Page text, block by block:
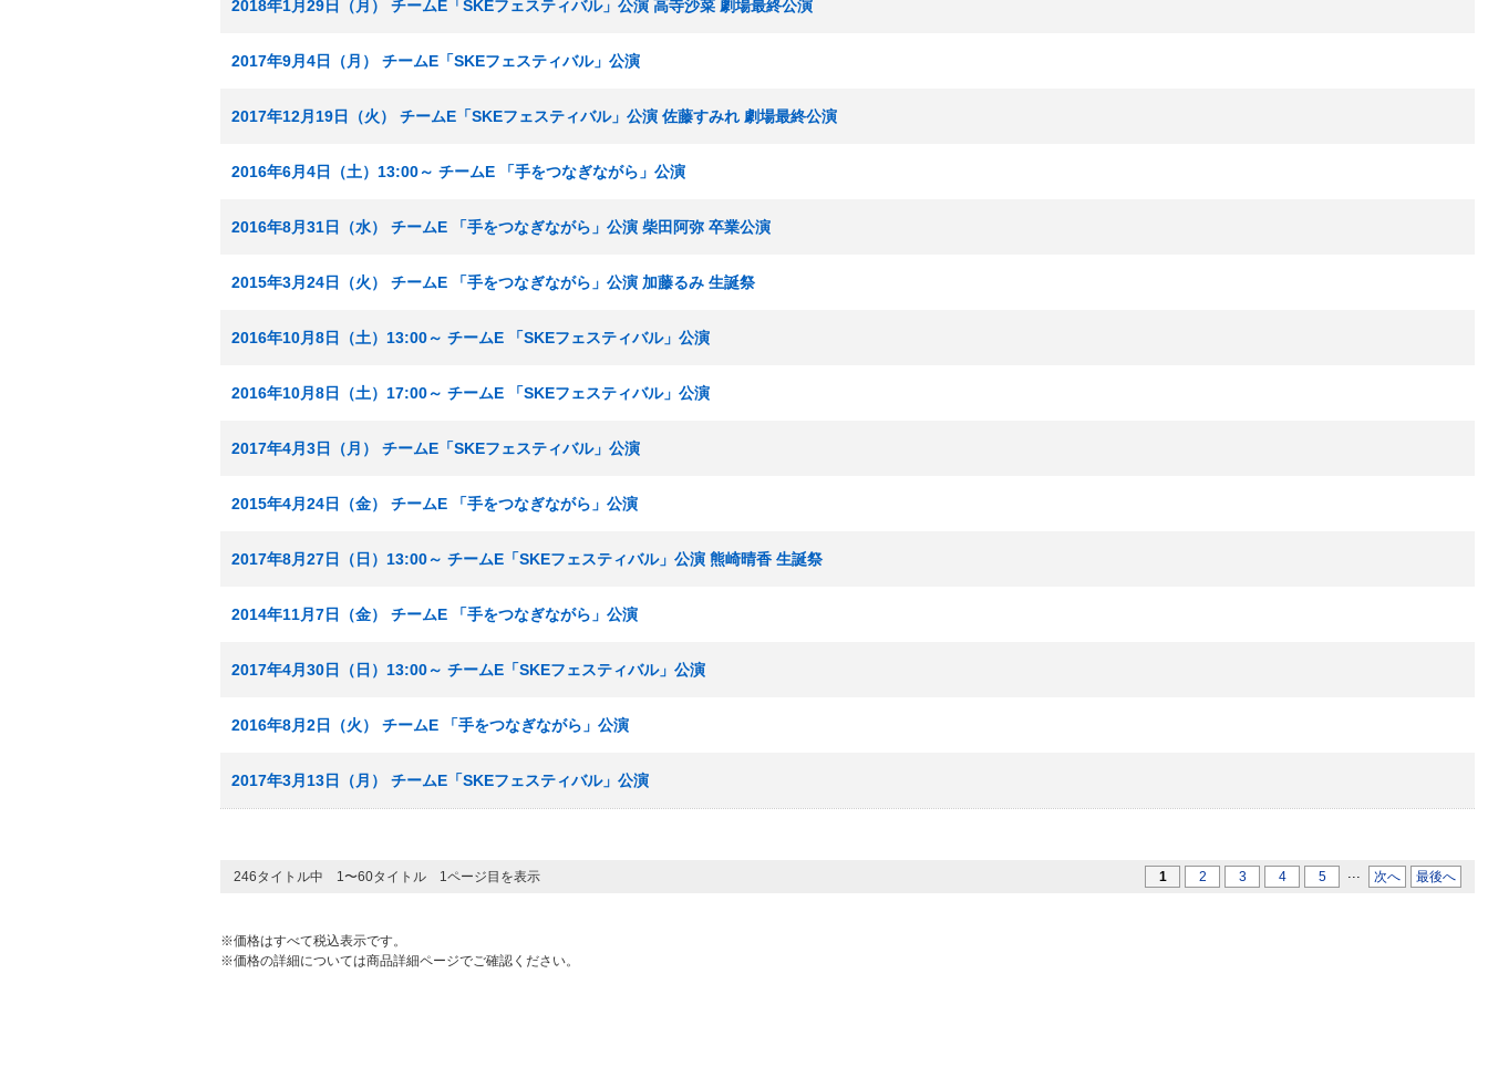
2018年1月29日（月） チームE「SKEフェスティバル」公演 高寺沙菜 劇場最終公演
2017年9月4日（月） チームE「SKEフェスティバル」公演
2017年12月19日（火） チームE「SKEフェスティバル」公演 佐藤すみれ 劇場最終公演
2016年6月4日（土）13:00～ チームE 「手をつなぎながら」公演
2016年8月31日（水） チームE 「手をつなぎながら」公演 柴田阿弥 卒業公演
2015年3月24日（火） チームE 「手をつなぎながら」公演 加藤るみ 生誕祭
2016年10月8日（土）13:00～ チームE 「SKEフェスティバル」公演
2016年10月8日（土）17:00～ チームE 「SKEフェスティバル」公演
2017年4月3日（月） チームE「SKEフェスティバル」公演
2015年4月24日（金） チームE 「手をつなぎながら」公演
2017年8月27日（日）13:00～ チームE「SKEフェスティバル」公演 熊崎晴香 生誕祭
2014年11月7日（金） チームE 「手をつなぎながら」公演
2017年4月30日（日）13:00～ チームE「SKEフェスティバル」公演
2016年8月2日（火） チームE 「手をつなぎながら」公演
2017年3月13日（月） チームE「SKEフェスティバル」公演
246タイトル中 1〜60タイトル 1ページ目を表示 1 2 3 4 5 ... 次へ 最後へ
※価格はすべて税込表示です。
※価格の詳細については商品詳細ページでご確認ください。